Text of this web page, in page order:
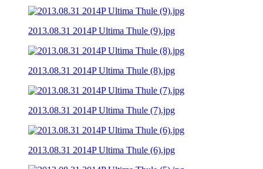
2013.08.31 2014P Ultima Thule (9).jpg
2013.08.31 2014P Ultima Thule (8).jpg
2013.08.31 2014P Ultima Thule (7).jpg
2013.08.31 2014P Ultima Thule (6).jpg